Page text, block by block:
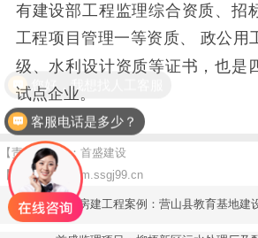
有建设部工程监理综合资质、招
工程项目管理一等资质、
政公用
级、水利设计资质等证书，也是
试点企业。
【责任编辑】：首盛建设
【版权所有】：m.ssgj99.cn
上一篇：首盛房建工程案例：营山县教育基地建
客服电话是多少？